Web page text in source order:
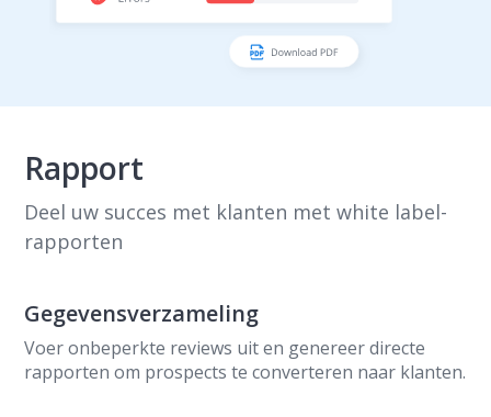
Rapport
Deel uw succes met klanten met white label-
rapporten
Gegevensverzameling
Voer onbeperkte reviews uit en genereer directe
rapporten om prospects te converteren naar klanten.